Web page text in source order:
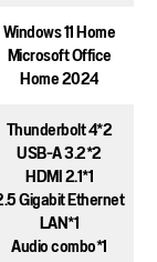
Windows 11 Home
Microsoft Office
Home 2024
Thunderbolt 4*2
USB-A 3.2*2
HDMI 2.1*1
Gigabit Ethernet
LAN*1
Audio combo*1